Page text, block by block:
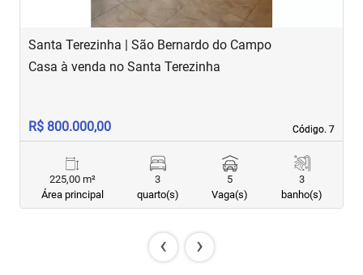
Santa Terezinha | São Bernardo do Campo
Código. 7
Código. 7
Casa à venda no Santa Terezinha
R$ 800.000,00
225,00 m²
Área principal
3
quarto(s)
5
Vaga(s)
3
banho(s)
‹ ›